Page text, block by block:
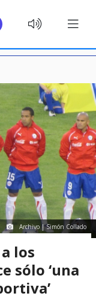
Archivo | Simón Collado
los
sólo ‘una